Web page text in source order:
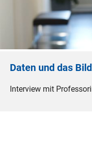
Daten und das
Interview mit